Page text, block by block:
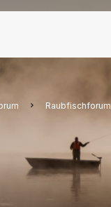
Raubfischforum